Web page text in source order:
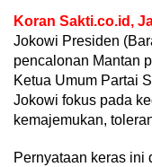
Koran Sakti.co.id,
Jokowi Presiden
pencalonan Mantan
Ketua Umum Partai
Jokowi fokus pada
kemajemukan,
Pernyataan keras ini